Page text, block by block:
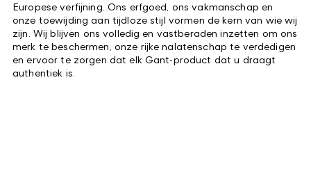
Europese verfijning. Ons erfgoed, ons vakmanschap en
onze toewijding aan tijdloze stijl vormen de kern van wie wij
zijn. Wij blijven ons volledig en vastberaden inzetten om ons
merk te beschermen, onze rijke nalatenschap te verdedigen
en ervoor te zorgen dat elk Gant‑product dat u draagt
authentiek is.